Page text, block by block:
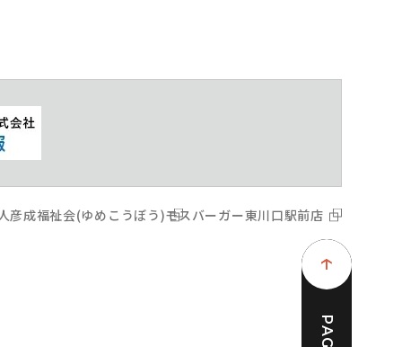
彦成福祉会(ゆめこうぼう)モスバーガー東川口駅前店